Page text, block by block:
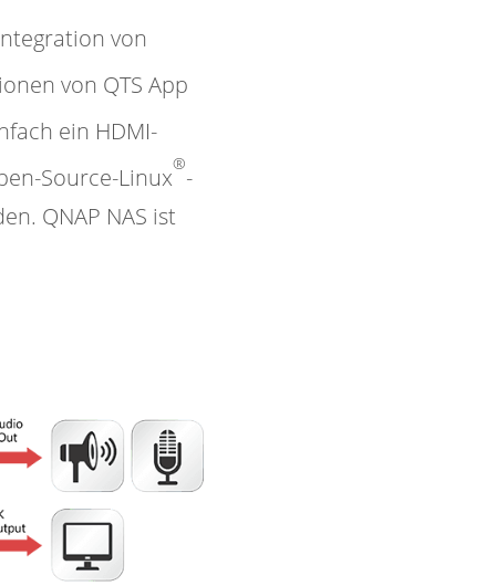
von
von QTS App
ein HDMI-
Source-Linux®-
QNAP NAS ist